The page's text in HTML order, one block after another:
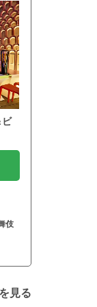
伎
見る